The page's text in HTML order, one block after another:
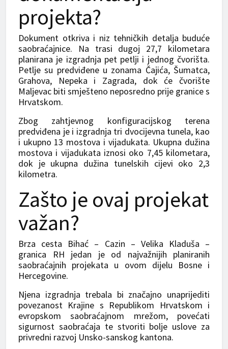
projekta?
Dokument otkriva i niz tehničkih detalja buduće
saobraćajnice. Na trasi dugoj 27,7 kilometara
planirana je izgradnja pet petlji i jednog čvorišta.
Petlje su predviđene u zonama Čajića, Šumatca,
Grahova, Nepeka i Zagrada, dok će čvorište
Maljevac biti smješteno neposredno prije granice s
Hrvatskom.
Zbog zahtjevnog konfiguracijskog terena
predviđena je i izgradnja tri dvocijevna tunela, kao
i ukupno 13 mostova i vijadukata. Ukupna dužina
mostova i vijadukata iznosi oko 7,45 kilometara,
dok je ukupna dužina tunelskih cijevi oko 2,3
kilometra.
Zašto je ovaj projekat
važan?
Brza cesta Bihać – Cazin – Velika Kladuša –
granica RH jedan je od najvažnijih planiranih
saobraćajnih projekata u ovom dijelu Bosne i
Hercegovine.
Njena izgradnja trebala bi značajno unaprijediti
povezanost Krajine s Republikom Hrvatskom i
evropskom saobraćajnom mrežom, povećati
sigurnost saobraćaja te stvoriti bolje uslove za
privredni razvoj Unsko-sanskog kantona.